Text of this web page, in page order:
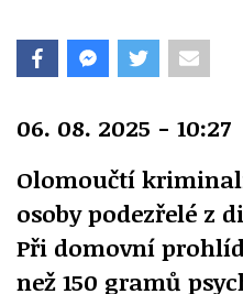
06. 08. 2025 - 10:27
Olomoučtí
osoby podezřelé z
Při domovní
než 150 gramů